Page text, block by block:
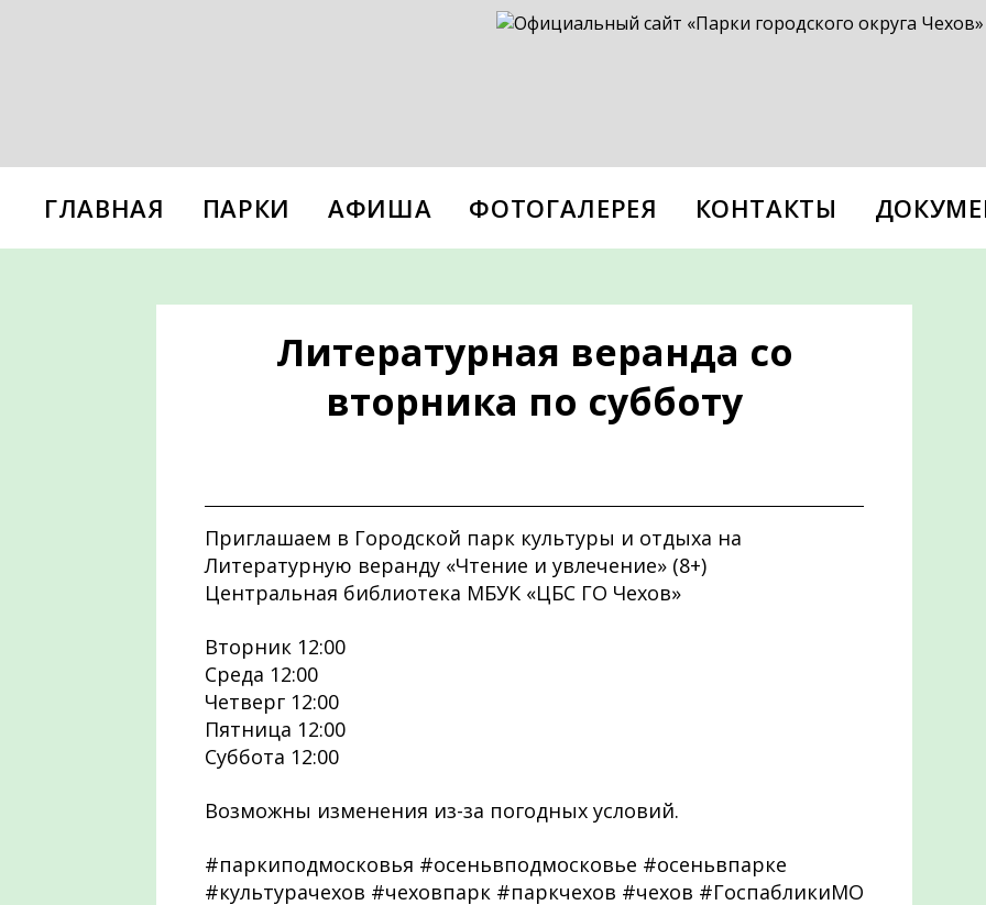
ГЛАВНАЯ ПАРКИ АФИША ФОТОГАЛЕРЕЯ КОНТАКТЫ
Литературная веранда со
вторника по субботу
Приглашаем в Городской парк культуры и отдыха на
Литературную веранду «Чтение и увлечение» (8+)
Центральная библиотека МБУК «ЦБС ГО Чехов»
Вторник 12:00
Среда 12:00
Четверг 12:00
Пятница 12:00
Суббота 12:00
Возможны изменения из-за погодных условий.
#паркиподмосковья #осеньвподмосковье #осеньвпарке
#культурачехов #чеховпарк #паркчехов #чехов #ГоспабликиМО